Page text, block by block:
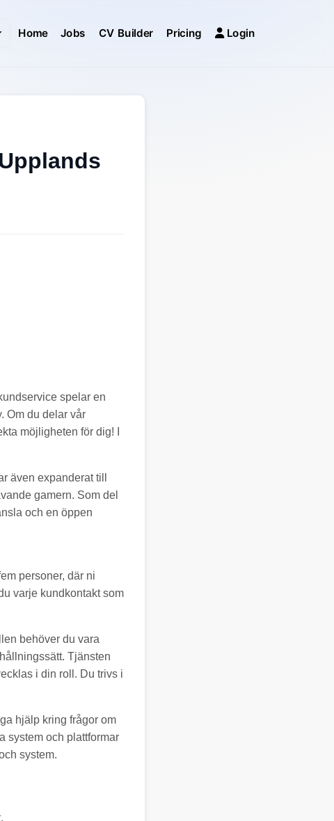
Home Jobs CV Builder Pricing Login
spelar en
Om du delar vår
möjligheten för dig! I
även expanderat till
gamern. Som del
och en öppen
personer, där ni
varje kundkontakt som
behöver du vara
Tjänsten
i din roll. Du trivs i
hjälp kring frågor om
system och plattformar
system.